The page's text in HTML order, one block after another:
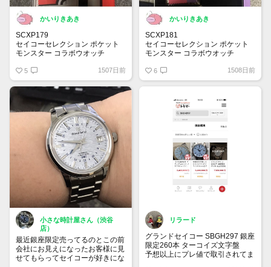
かいりきあき
SCXP179
セイコーセレクション ポケット
モンスター コラボウオッチ
ですが他に着けてる人は見た事が
無いです
箱はモンスターボールの見た目で
5 1507日前
かいりきあき
SCXP181
セイコーセレクション ポケット
モンスター コラボウオッチ
を掴む独自のデザイン
箱はマスターボールの見た目です
6 1508日前
小さな時計屋さん（渋谷
店）
最近銀座限定売ってるのとこの前
会社にお見えになったお客様に見
せてもらってセイコーが好きにな
リラード
グランドセイコー SBGH297 銀座
限定260本 ターコイズ文字盤
予想以上にプレ値で取引されてま